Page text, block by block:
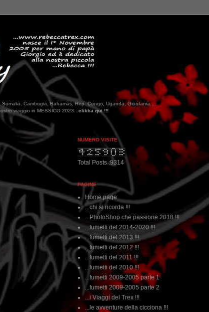
Cambogia, Bahamas, Rep. Congo, Uganda, Giordania...
clikka qui !!!
NUMERO VISITE
Total Posts :9314
PAGINE
Home page
...chi si ricorda !!!
...PhotoShop che passione 2018 !!!
...fumetti del 2014-2020 !!!
...fumetti del 2013 !!!
...fumetti del 2012 !!!
...fumetti del 2011 !!!
...fumetti del 2010 !!!
...fumetti 2009-2005 parte 1
...fumetti 2009-2005 parte 2
...i Viaggi del Trex !!!
...le avventure della cicciona !!!